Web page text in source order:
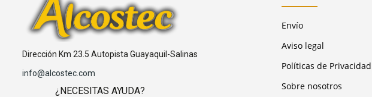
Dirección Km 23.5 Autopista Guayaquil-Salinas
info@alcostec.com
¿NECESITAS AYUDA?
Envío
Aviso legal
Políticas de Privacidad
Sobre nosotros